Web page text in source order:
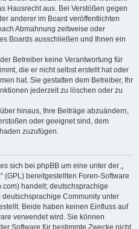
Hausrecht aus. Bei Verstößen gegen
anderer im Board veröffentlichten
Abmahnung zeitweise oder
Boards ausschließen und Ihnen ein
Betreiber keine Verantwortung für
die er nicht selbst erstellt hat oder
hat. Sie gestatten dem Betreiber, Ihr
jederzeit zu löschen oder zu
hinaus, Ihre Beiträge abzuändern,
oder geeignet sind, dem
zuzufügen.
sich bei phpBB um eine unter der „
“ (GPL) bereitgestellten Foren-Software
handelt; deutschsprachige
Community unter
Beide haben keinen Einfluss auf
verwendet wird. Sie können
Software für bestimmte Zwecke nicht